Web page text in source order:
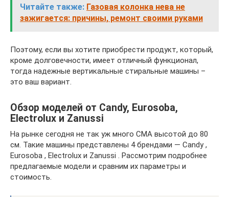
Читайте также: Газовая колонка нева не
зажигается: причины, ремонт своими руками
Поэтому, если вы хотите приобрести продукт, который,
кроме долговечности, имеет отличный функционал,
тогда надежные вертикальные стиральные машины –
это ваш вариант.
Обзор моделей от Candy, Eurosoba,
Electrolux и Zanussi
На рынке сегодня не так уж много СМА высотой до 80
см. Такие машины представлены 4 брендами — Candy ,
Eurosoba , Electrolux и Zanussi . Рассмотрим подробнее
предлагаемые модели и сравним их параметры и
стоимость.